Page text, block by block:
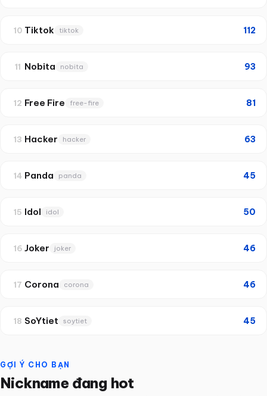
10 Tiktok tiktok 112
11 Nobita nobita 93
12 Free Fire free-fire 81
13 Hacker hacker 63
14 Panda panda 45
15 Idol idol 50
16 Joker joker 46
17 Corona corona 46
18 SoYtiet soytiet 45
GỢI Ý CHO BẠN
Nickname đang hot